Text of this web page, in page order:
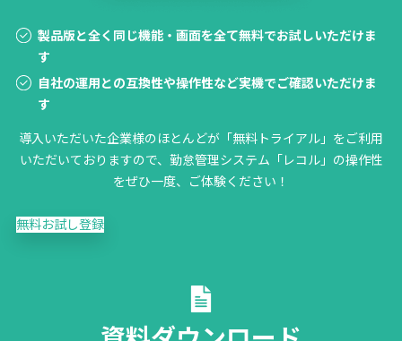
製品版と全く同じ機能・画面を全て無料でお試しいただけま
す
自社の運用との互換性や操作性など実機でご確認いただけま
す
導入いただいた企業様のほとんどが「無料トライアル」をご利用
いただいておりますので、勤怠管理システム「レコル」の操作性
をぜひ一度、ご体験ください！
無料お試し登録